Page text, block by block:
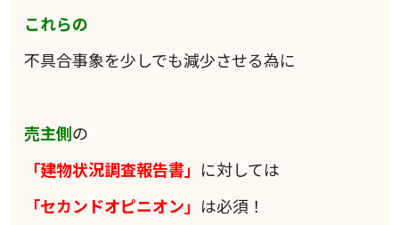
これらの
不具合事象を少しでも減少させる為に
売主側の
「建物状況調査報告書」 に対しては
「セカンドオピニオン」 は必須！